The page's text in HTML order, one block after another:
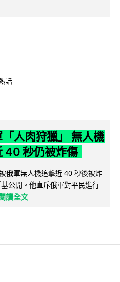
話
人肉狩獵」 無人機
40 秒仍被炸傷
俄軍無人機追擊近 40 秒後被炸
公開。他直斥俄軍對平民進行
讀全文